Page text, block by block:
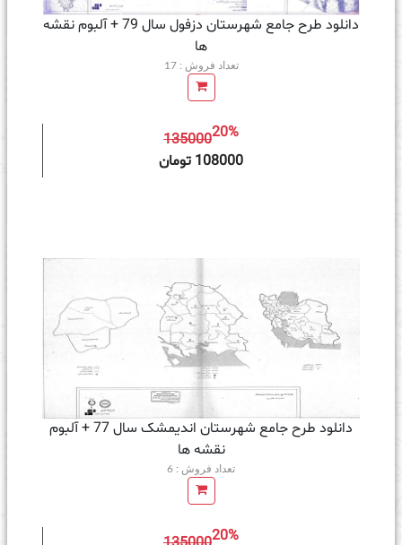
دانلود طرح جامع شهرستان دزفول سال 79 + آلبوم نقشه
ها
تعداد فروش : 17
13500020%
108000 تومان
دانلود طرح جامع شهرستان اندیمشک سال 77 + آلبوم
نقشه ها
تعداد فروش : 6
20%